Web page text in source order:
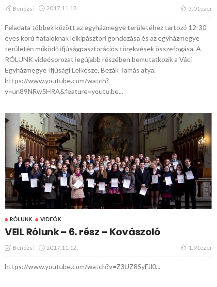
Bendzsi 2017.11.18. 3.01ezer
Feladata többek között az egyházmegye területéhez tartozó 12-30
éves korú fiataloknak lelkipásztori gondozása és az egyházmegye
területén működő ifjúságpasztorációs törekvések összefogása. A
RÓLUNK videósorozat legújabb részében bemutatkozik a Váci
Egyházmegye Ifjúsági Lelkésze, Bezák Tamás atya.
https://www.youtube.com/watch?
v=un89NRw5HRA&feature=youtu.be...
RÓLUNK VIDEÓK
VEIL Rólunk – 6. rész – Kovászoló
Bendzsi 2017.11.12. 1.91ezer
https://www.youtube.com/watch?v=Z3UZ8SyFJl0...